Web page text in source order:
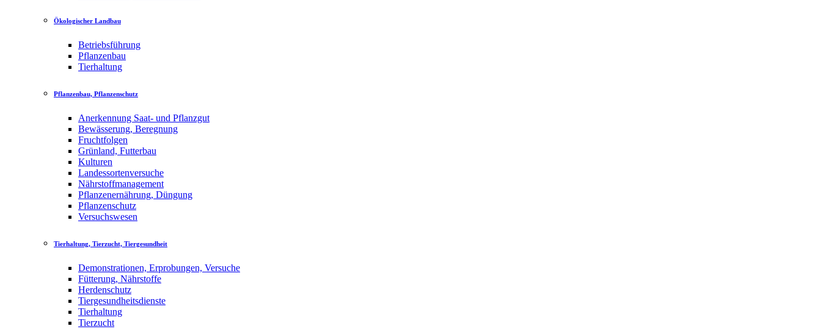
Ökologischer Landbau
Betriebsführung
Pflanzenbau
Tierhaltung
Pflanzenbau, Pflanzenschutz
Anerkennung Saat- und Pflanzgut
Bewässerung, Beregnung
Fruchtfolgen
Grünland, Futterbau
Kulturen
Landessortenversuche
Nährstoffmanagement
Pflanzenernährung, Düngung
Pflanzenschutz
Versuchswesen
Tierhaltung, Tierzucht, Tiergesundheit
Demonstrationen, Erprobungen, Versuche
Fütterung, Nährstoffe
Herdenschutz
Tiergesundheitsdienste
Tierhaltung
Tierzucht